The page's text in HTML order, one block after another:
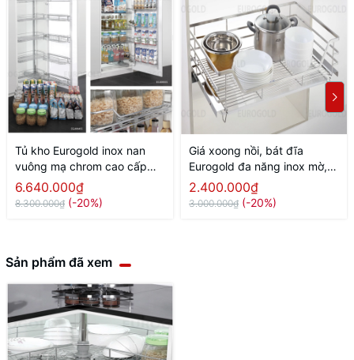
Tủ kho Eurogold inox nan
vuông mạ chrom cao cấp
cánh mở
6.640.000₫
8.300.000₫ (-20%)
Giá xoong nồi, bát đĩa
Eurogold đa năng inox mờ,
gắn cánh âm tủ
2.400.000₫
3.000.000₫ (-20%)
Sản phẩm đã xem